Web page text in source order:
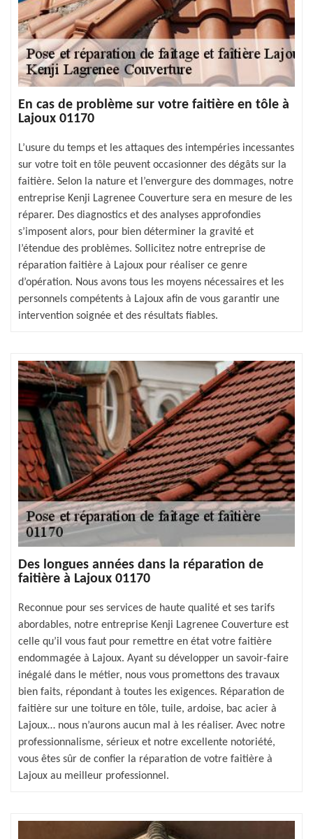
En cas de problème sur votre faitière en tôle à
Lajoux 01170
L’usure du temps et les attaques des intempéries incessantes
sur votre toit en tôle peuvent occasionner des dégâts sur la
faitière. Selon la nature et l’envergure des dommages, notre
entreprise Kenji Lagrenee Couverture sera en mesure de les
réparer. Des diagnostics et des analyses approfondies
s’imposent alors, pour bien déterminer la gravité et
l’étendue des problèmes. Sollicitez notre entreprise de
réparation faitière à Lajoux pour réaliser ce genre
d’opération. Nous avons tous les moyens nécessaires et les
personnels compétents à Lajoux afin de vous garantir une
intervention soignée et des résultats fiables.
Des longues années dans la réparation de
faitière à Lajoux 01170
Reconnue pour ses services de haute qualité et ses tarifs
abordables, notre entreprise Kenji Lagrenee Couverture est
celle qu’il vous faut pour remettre en état votre faitière
endommagée à Lajoux. Ayant su développer un savoir-faire
inégalé dans le métier, nous vous promettons des travaux
bien faits, répondant à toutes les exigences. Réparation de
faitière sur une toiture en tôle, tuile, ardoise, bac acier à
Lajoux… nous n’aurons aucun mal à les réaliser. Avec notre
professionnalisme, sérieux et notre excellente notoriété,
vous êtes sûr de confier la réparation de votre faitière à
Lajoux au meilleur professionnel.